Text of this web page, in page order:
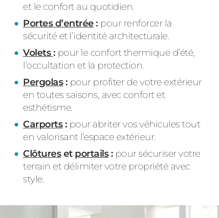
et le confort au quotidien.
Portes d’entrée : pour renforcer la
sécurité et l’identité architecturale.
Volets: pour le confort thermique d’été,
l’occultation et la protection.
Pergolas: pour profiter de votre extérieur
en toutes saisons, avec confort et
esthétisme.
Carports: pour abriter vos véhicules tout
en valorisant l’espace extérieur.
Clôtureset portails: pour sécuriser votre
terrain et délimiter votre propriété avec
style.